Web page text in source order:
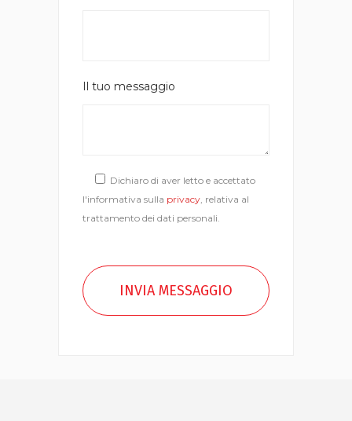
Il tuo messaggio
Dichiaro di aver letto e accettato
l'informativa sulla privacy, relativa al
trattamento dei dati personali.